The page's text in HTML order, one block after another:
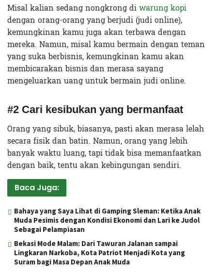
Misal kalian sedang nongkrong diwarung kopi
dengan orang-orang yang berjudi (judi online),
kemungkinan kamu juga akan terbawa dengan
mereka. Namun, misal kamu bermain dengan teman
yang suka berbisnis, kemungkinan kamu akan
membicarakan bisnis dan merasa sayang
mengeluarkan uang untuk bermain judi online.
#2 Cari kesibukan yang bermanfaat
Orang yang sibuk, biasanya, pasti akan merasa lelah
secara fisik dan batin. Namun, orang yang lebih
banyak waktu luang, tapi tidak bisa memanfaatkan
dengan baik, tentu akan kebingungan sendiri.
Baca Juga:
Bahaya yang Saya Lihat di Gamping Sleman: Ketika Anak
Muda Pesimis dengan Kondisi Ekonomi dan Lari ke Judol
Sebagai Pelampiasan
Bekasi Mode Malam: Dari Tawuran Jalanan sampai
Lingkaran Narkoba, Kota Patriot Menjadi Kota yang
Suram bagi Masa Depan Anak Muda